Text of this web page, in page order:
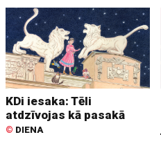
KDi iesaka: Tēli
atdzīvojas kā pasakā
© DIENA